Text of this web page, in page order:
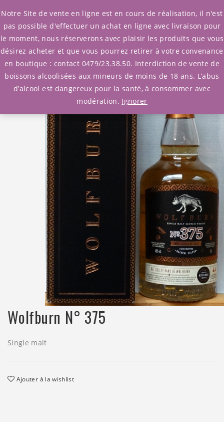
0
Accueil/Whisky /Ecosse/ Wolfburn N° 375
Wolfburn N° 375
Single malt
Ajouter à la wishlist
Notre Site de vente en ligne est en cours de réalisation, il n'est
pas possible d'effectuer un achat en ligne avec livraison pour
le moment, nous réserverons avec plaisir les produits que vous
désirez acheter et que vous pourrez retirer à votre convenance
en boutique : contact 0479/23.38.50. Interdiction de vente de
boissons alcoolisées aux mineurs de moins de 18 ans. L’abus
d’alcool est dangereux pour la santé, à consommer avec
modération. Ignorer